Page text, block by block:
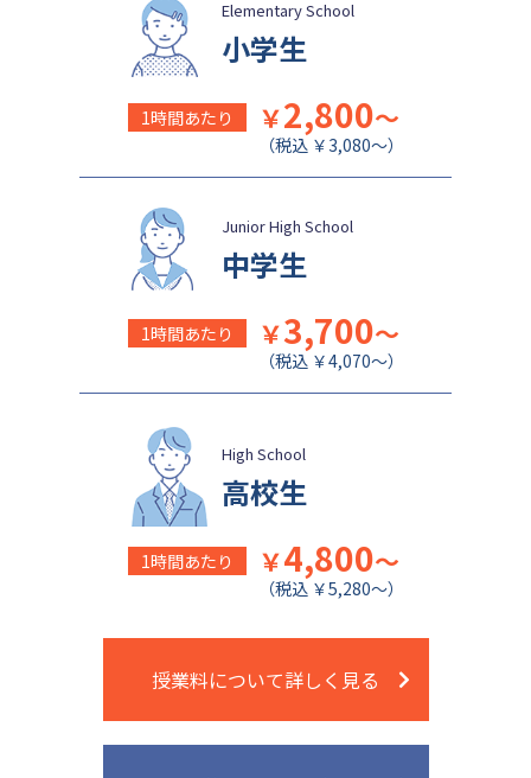
日本女子大学附属中学校 公文国際学園中等部
Elementary School
小学生
1時間あたり ￥2,800～
（税込 ￥3,080～）
Junior High School
中学生
1時間あたり ￥3,700～
（税込 ￥4,070～）
High School
高校生
1時間あたり ￥4,800～
（税込 ￥5,280～）
授業料について詳しく見る